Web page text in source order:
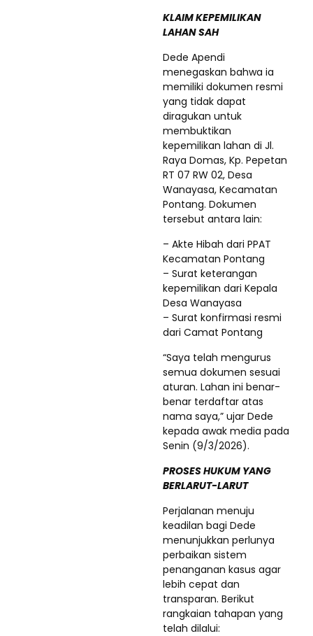
KLAIM KEPEMILIKAN
LAHAN SAH
Dede Apendi
menegaskan bahwa ia
memiliki dokumen resmi
yang tidak dapat
diragukan untuk
membuktikan
kepemilikan lahan di Jl.
Raya Domas, Kp. Pepetan
RT 07 RW 02, Desa
Wanayasa, Kecamatan
Pontang. Dokumen
tersebut antara lain:
– Akte Hibah dari PPAT
Kecamatan Pontang
– Surat keterangan
kepemilikan dari Kepala
Desa Wanayasa
– Surat konfirmasi resmi
dari Camat Pontang
“Saya telah mengurus
semua dokumen sesuai
aturan. Lahan ini benar-
benar terdaftar atas
nama saya,” ujar Dede
kepada awak media pada
Senin (9/3/2026).
PROSES HUKUM YANG
BERLARUT-LARUT
Perjalanan menuju
keadilan bagi Dede
menunjukkan perlunya
perbaikan sistem
penanganan kasus agar
lebih cepat dan
transparan. Berikut
rangkaian tahapan yang
telah dilalui: